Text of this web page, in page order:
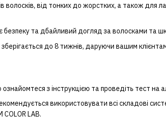
волосків, від тонких до жорстких, а також для
безпеку та дбайливий догляд за волосками та
до 8 тижнів, даруючи вашим
з інструкцією та проведіть тест на
використовувати всі складові
COLOR LAB.